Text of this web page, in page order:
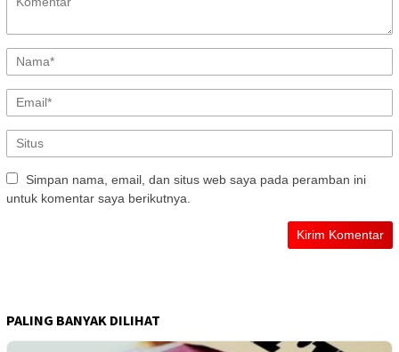
Simpan nama, email, dan situs web saya pada peramban ini
untuk komentar saya berikutnya.
PALING BANYAK DILIHAT